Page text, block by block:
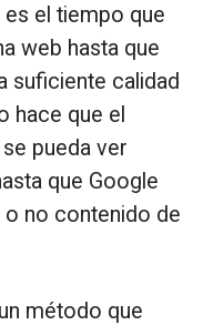
es el tiempo que
web hasta que
suficiente calidad
hace que el
pueda ver
que Google
no contenido de
método que